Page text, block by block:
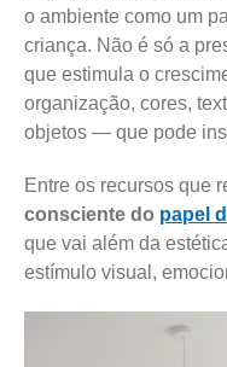
o ambiente como um
criança. Não é só a
que estimula o
organização, cores,
objetos — que pode
Entre os recursos que
consciente do papel
que vai além da
estímulo visual,